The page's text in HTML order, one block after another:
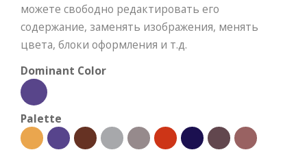
можете свободно редактировать его
содержание, заменять изображения, менять
цвета, блоки оформления и т.д.
Dominant Color
Palette